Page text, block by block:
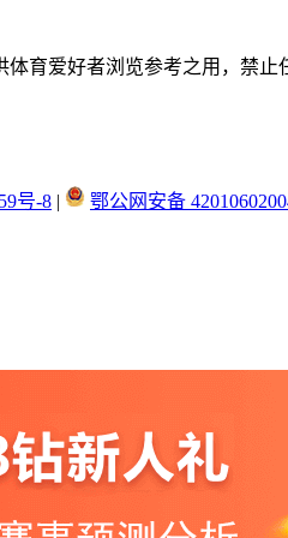
育爱好者浏览参考之用，禁止
号-8 | 鄂公网安备